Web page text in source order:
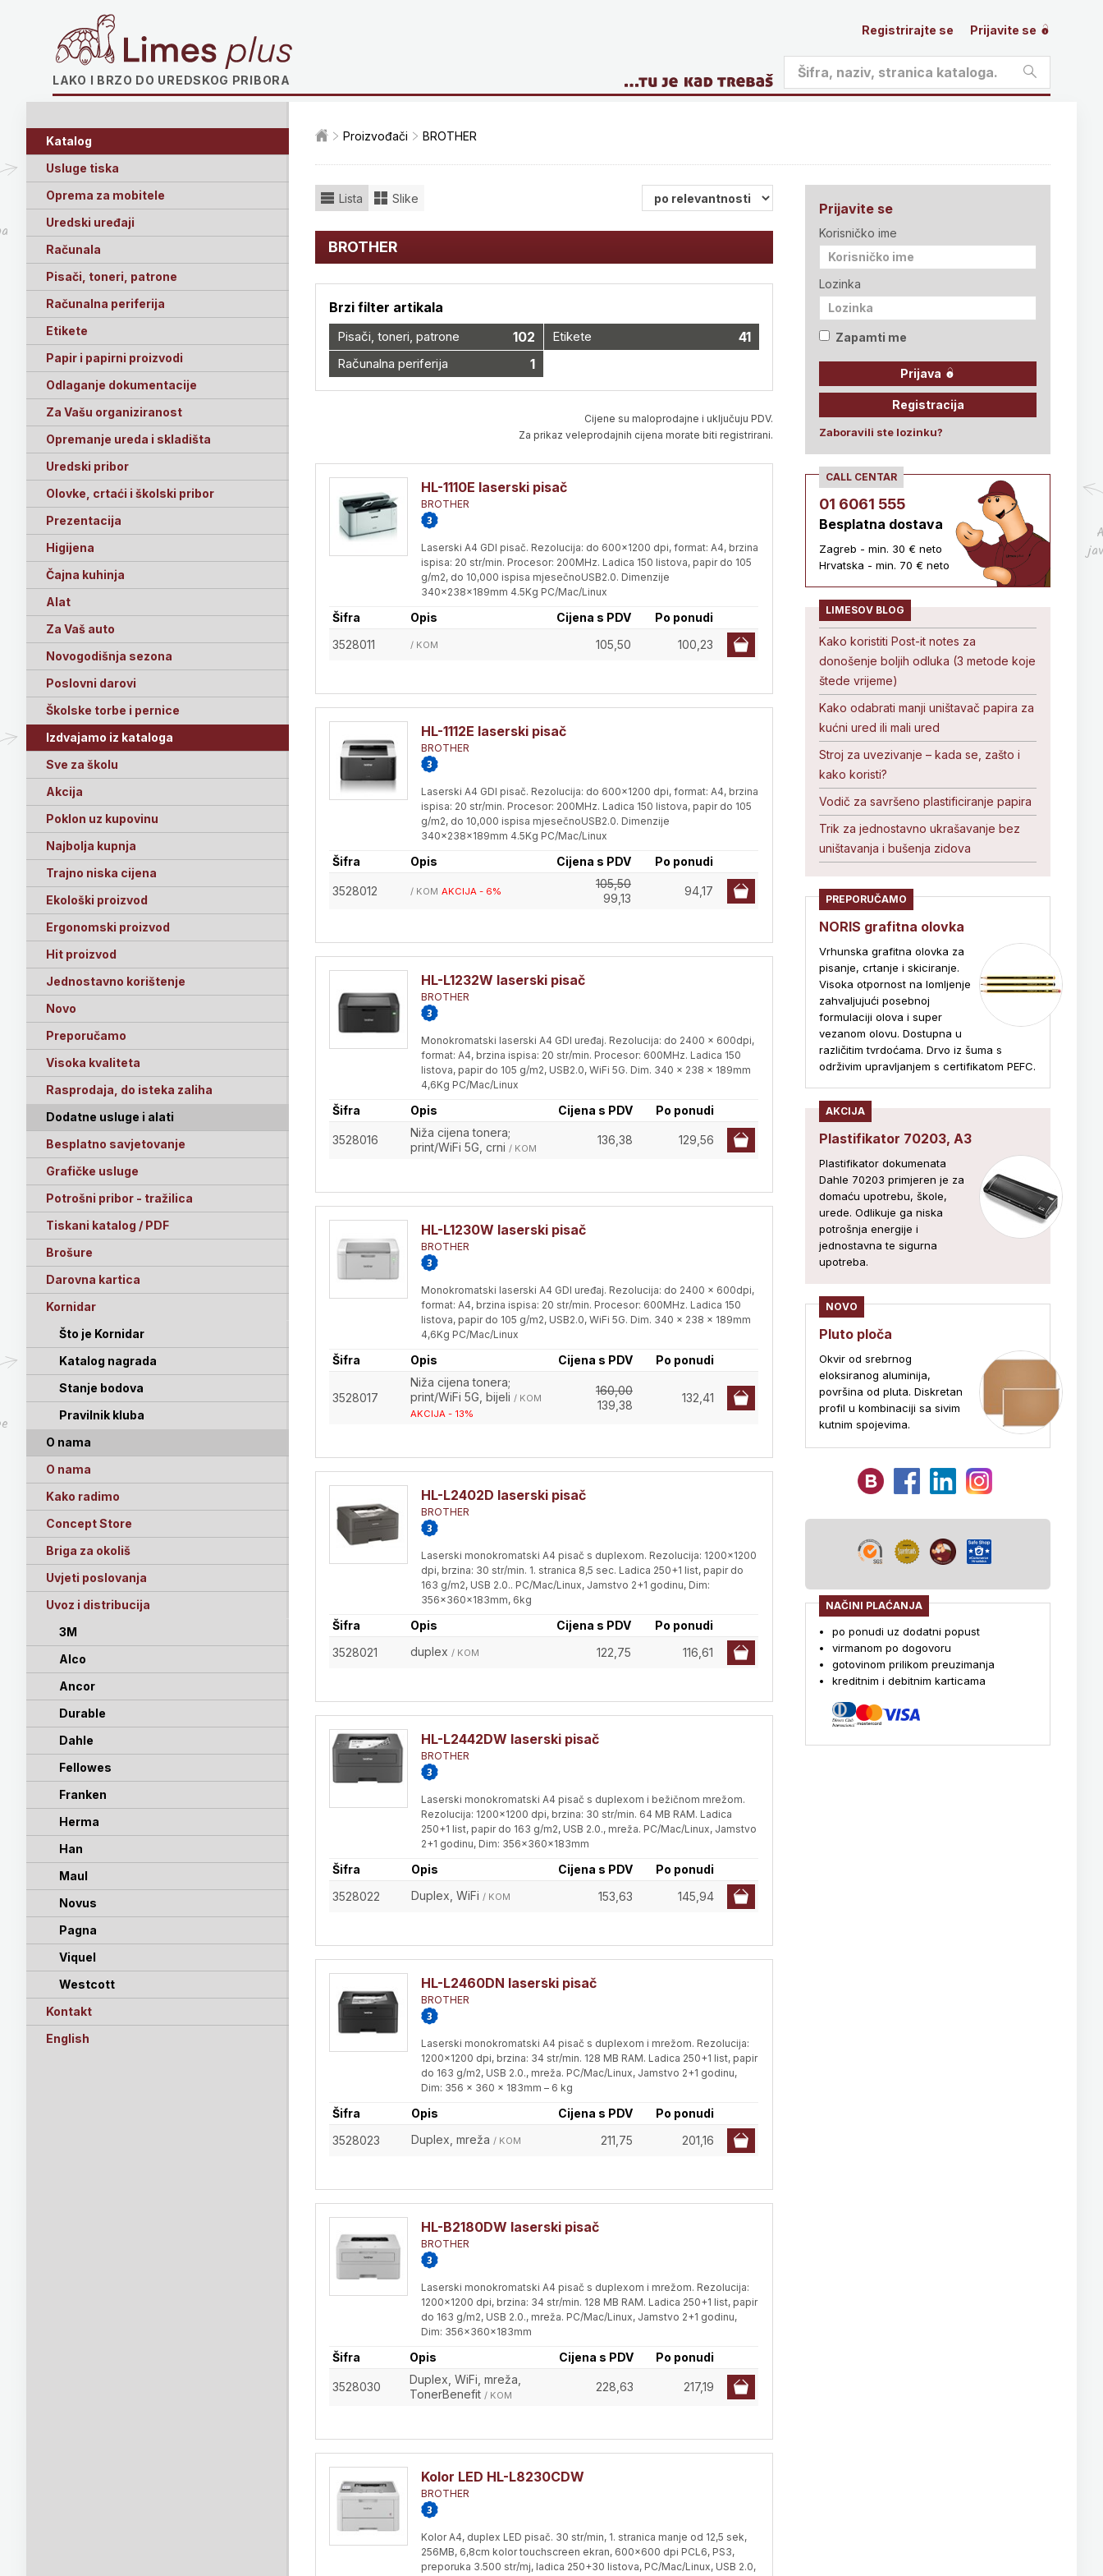
LAKO I BRZO DO UREDSKOG PRIBORA
Registrirajte se Prijavite se
Katalog
Usluge tiska
Oprema za mobitele
Uredski uređaji
Računala
Pisači, toneri, patrone
Računalna periferija
Etikete
Papir i papirni proizvodi
Odlaganje dokumentacije
Za Vašu organiziranost
Opremanje ureda i skladišta
Uredski pribor
Olovke, crtaći i školski pribor
Prezentacija
Higijena
Čajna kuhinja
Alat
Za Vaš auto
Novogodišnja sezona
Poslovni darovi
Školske torbe i pernice
Izdvajamo iz kataloga
Sve za školu
Akcija
Poklon uz kupovinu
Najbolja kupnja
Trajno niska cijena
Ekološki proizvod
Ergonomski proizvod
Hit proizvod
Jednostavno korištenje
Novo
Preporučamo
Visoka kvaliteta
Rasprodaja, do isteka zaliha
Dodatne usluge i alati
Besplatno savjetovanje
Grafičke usluge
Potrošni pribor - tražilica
Tiskani katalog / PDF
Brošure
Darovna kartica
Kornidar
Što je Kornidar
Katalog nagrada
Stanje bodova
Pravilnik kluba
O nama
O nama
Kako radimo
Concept Store
Briga za okoliš
Uvjeti poslovanja
Uvoz i distribucija
3M
Alco
Ancor
Durable
Dahle
Fellowes
Franken
Herma
Han
Maul
Novus
Pagna
Viquel
Westcott
Kontakt
English
Proizvođači BROTHER
Lista Slike
BROTHER
Brzi filter artikala
Pisači, toneri, patrone 102 Etikete 41
Računalna periferija 1
Cijene su maloprodajne i uključuju PDV.
Za prikaz veleprodajnih cijena morate biti registrirani.
HL-1110E laserski pisač
BROTHER
Laserski A4 GDI pisač. Rezolucija: do 600x1200 dpi, format: A4, brzina
ispisa: 20 str/min. Procesor: 200MHz. Ladica 150 listova, papir do 105
g/m2, do 10,000 ispisa mjesečnoUSB2.0. Dimenzije
340x238x189mm 4.5Kg PC/Mac/Linux
Šifra Opis Cijena s PDV
Po ponudi
3528011
/ KOM 105,50 100,23
HL-1112E laserski pisač
BROTHER
Laserski A4 GDI pisač. Rezolucija: do 600x1200 dpi, format: A4, brzina
ispisa: 20 str/min. Procesor: 200MHz. Ladica 150 listova, papir do 105
g/m2, do 10,000 ispisa mjesečnoUSB2.0. Dimenzije
340x238x189mm 4.5Kg PC/Mac/Linux
Šifra Opis Cijena s PDV Po ponudi
3528012 / KOM AKCIJA - 6%
105,50
99,13
94,17
HL-L1232W laserski pisač
BROTHER
Monokromatski laserski A4 GDI uređaj. Rezolucija: do 2400 x 600dpi,
format: A4, brzina ispisa: 20 str/min. Procesor: 600MHz. Ladica 150
listova, papir do 105 g/m2, USB2.0, WiFi 5G. Dim. 340 x 238 x 189mm
4,6Kg PC/Mac/Linux
Šifra Opis Cijena s PDV Po ponudi
3528016
Niža cijena tonera;
print/WiFi 5G, crni / KOM
136,38 129,56
HL-L1230W laserski pisač
BROTHER
Monokromatski laserski A4 GDI uređaj. Rezolucija: do 2400 x 600dpi,
format: A4, brzina ispisa: 20 str/min. Procesor: 600MHz. Ladica 150
listova, papir do 105 g/m2, USB2.0, WiFi 5G. Dim. 340 x 238 x 189mm
4,6Kg PC/Mac/Linux
Šifra Opis Cijena s PDV Po ponudi
3528017
Niža cijena tonera;
print/WiFi 5G, bijeli / KOM
AKCIJA - 13%
160,00
139,38
132,41
HL-L2402D laserski pisač
BROTHER
Laserski monokromatski A4 pisač s duplexom. Rezolucija: 1200x1200
dpi, brzina: 30 str/min. 1. stranica 8,5 sec. Ladica 250+1 list, papir do
163 g/m2, USB 2.0.. PC/Mac/Linux, Jamstvo 2+1 godinu, Dim:
356x360x183mm, 6kg
Šifra Opis Cijena s PDV
Po ponudi
3528021
duplex / KOM 122,75 116,61
HL-L2442DW laserski pisač
BROTHER
Laserski monokromatski A4 pisač s duplexom i bežičnom mrežom.
Rezolucija: 1200x1200 dpi, brzina: 30 str/min. 64 MB RAM. Ladica
250+1 list, papir do 163 g/m2, USB 2.0., mreža. PC/Mac/Linux, Jamstvo
2+1 godinu, Dim: 356x360x183mm
Šifra Opis Cijena s PDV
Po ponudi
3528022
Duplex, WiFi / KOM 153,63 145,94
HL-L2460DN laserski pisač
BROTHER
Laserski monokromatski A4 pisač s duplexom i mrežom. Rezolucija:
1200x1200 dpi, brzina: 34 str/min. 128 MB RAM. Ladica 250+1 list, papir
do 163 g/m2, USB 2.0., mreža. PC/Mac/Linux, Jamstvo 2+1 godinu,
Dim: 356 x 360 x 183mm – 6 kg
Šifra Opis Cijena s PDV
Po ponudi
3528023
Duplex, mreža / KOM 211,75 201,16
HL-B2180DW laserski pisač
BROTHER
Laserski monokromatski A4 pisač s duplexom i mrežom. Rezolucija:
1200x1200 dpi, brzina: 34 str/min. 128 MB RAM. Ladica 250+1 list, papir
do 163 g/m2, USB 2.0., mreža. PC/Mac/Linux, Jamstvo 2+1 godinu,
Dim: 356x360x183mm
Šifra Opis Cijena s PDV Po ponudi
3528030
Duplex, WiFi, mreža,
TonerBenefit / KOM
228,63 217,19
Kolor LED HL-L8230CDW
BROTHER
Kolor A4, duplex LED pisač. 30 str/min, 1. stranica manje od 12,5 sek,
256MB, 6,8cm kolor touchscreen ekran, 600x600 dpi PCL6, PS3,
preporuka 3.500 str/mj, ladica 250+30 listova, PC/Mac/Linux, USB 2.0,
Prijavite se
Korisničko ime
Lozinka
Zapamti me
Prijava
Registracija
Zaboravili ste lozinku?
CALL CENTAR
01 6061 555
Besplatna dostava
Zagreb - min. 30 € neto
Hrvatska - min. 70 € neto
LIMESOV BLOG
Kako koristiti Post-it notes za
donošenje boljih odluka (3 metode koje
štede vrijeme)
Kako odabrati manji uništavač papira za
kućni ured ili mali ured
Stroj za uvezivanje – kada se, zašto i
kako koristi?
Vodič za savršeno plastificiranje papira
Trik za jednostavno ukrašavanje bez
uništavanja i bušenja zidova
PREPORUČAMO
NORIS grafitna olovka
Vrhunska grafitna olovka za
pisanje, crtanje i skiciranje.
Visoka otpornost na lomljenje
zahvaljujući posebnoj
formulaciji olova i super
vezanom olovu. Dostupna u
različitim tvrdoćama. Drvo iz šuma s
održivim upravljanjem s certifikatom PEFC.
AKCIJA
Plastifikator 70203, A3
Plastifikator dokumenata
Dahle 70203 primjeren je za
domaću upotrebu, škole,
urede. Odlikuje ga niska
potrošnja energije i
jednostavna te sigurna
upotreba.
NOVO
Pluto ploča
Okvir od srebrnog
eloksiranog aluminija,
površina od pluta. Diskretan
profil u kombinaciji sa sivim
kutnim spojevima.
NAČINI PLAĆANJA
po ponudi uz dodatni popust
virmanom po dogovoru
gotovinom prilikom preuzimanja
kreditnim i debitnim karticama